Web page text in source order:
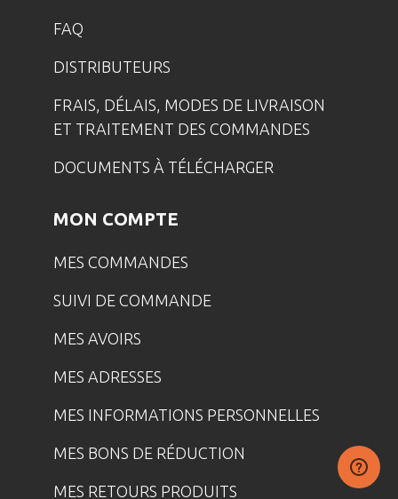
FAQ
DISTRIBUTEURS
FRAIS, DÉLAIS, MODES DE LIVRAISON
ET TRAITEMENT DES COMMANDES
DOCUMENTS À TÉLÉCHARGER
MON COMPTE
MES COMMANDES
SUIVI DE COMMANDE
MES AVOIRS
MES ADRESSES
MES INFORMATIONS PERSONNELLES
MES BONS DE RÉDUCTION
MES RETOURS PRODUITS